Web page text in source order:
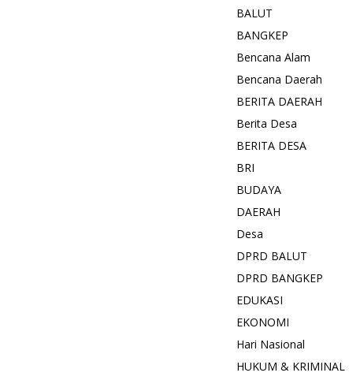
BALUT
BANGKEP
Bencana Alam
Bencana Daerah
BERITA DAERAH
Berita Desa
BERITA DESA
BRI
BUDAYA
DAERAH
Desa
DPRD BALUT
DPRD BANGKEP
EDUKASI
EKONOMI
Hari Nasional
HUKUM & KRIMINAL